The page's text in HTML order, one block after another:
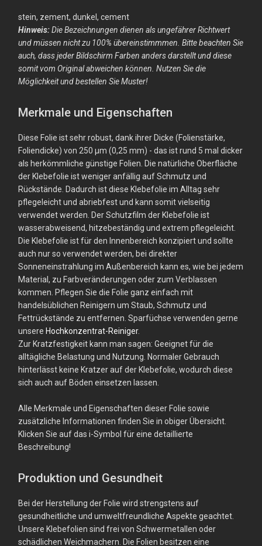
stein, zement, dunkel, cement
Hinweis:Die Bezeichnungen dienen als ungefährer Richtwert
und müssen nicht zu 100% übereinstimmmen. Bitte beachten Sie
auch, dass jeder Bildschirm Farben anders darstellt und diese
somit vom Original abweichen können. Nutzen Sie die
Möglichkeit und bestellen Sie Muster!
Merkmale und Eigenschaften
Diese Folie ist sehr robust, dank ihrer Dicke (Folienstärke,
Foliendicke) von 250 µm (0,25 mm) - das ist rund 5 mal dicker
als herkömmliche günstige Folien. Die natürliche Oberfläche
der Klebefolie ist weniger anfällig auf Schmutz und
Rückstände. Dadurch ist diese Klebefolie im Alltag sehr
pflegeleicht und abriebfest und kann somit vielseitig
verwendet werden. Der Schutzfilm der Klebefolie ist
wasserabweisend, hitzebeständig und extrem pflegeleicht.
Die Klebefolie ist für den Innenbereich konzipiert und sollte
auch nur so verwendet werden, bei direkter
Sonneneinstrahlung im Außenbereich kann es, wie bei jedem
Material, zu Farbveränderungen oder zum Verblassen
kommen. Pflegen Sie die Folie ganz einfach mit
handelsüblichen Reinigern um Staub, Schmutz und
Fettrückstände zu entfernen. Sparfüchse verwenden gerne
unsere Hochkonzentrat-Reiniger.
Zur Kratzfestigkeit kann man sagen: Geeignet für die
alltägliche Belastung und Nutzung. Normaler Gebrauch
hinterlässt keine Kratzer auf der Klebefolie, wodurch diese
sich auch auf Böden einsetzen lassen.
Alle Merkmale und Eigenschaften dieser Folie sowie
zusätzliche Informationen finden Sie in obiger Übersicht.
Klicken Sie auf das i-Symbol für eine detaillierte
Beschreibung!
Produktion und Gesundheit
Bei der Herstellung der Folie wird strengstens auf
gesundheitliche und umweltfreundliche Aspekte geachtet.
Unsere Klebefolien sind frei von Schwermetallen oder
schädlichen Weichmachern. Die Folien besitzen eine